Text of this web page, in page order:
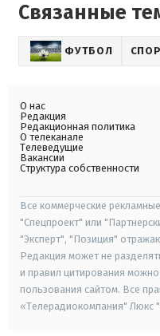
Связанные
ФУТБОЛ
О нас
Редакция
Редакционная политика
О телеканале
Телеведущие
Вакансии
Структура собственности
Все коммерческие
"Спецпроект" или
"Эксперт", "Позиция"
Редакция может не
и правил цитирования
пользования сайтом. Все
«Телерадиокомпания" Люкс